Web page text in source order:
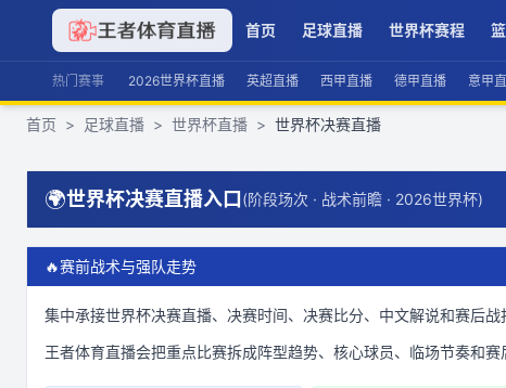
首页 足球直播 世界杯赛程
热门赛事 2026世界杯直播 英超直播 西甲直播 德甲直播 意甲
首页 > 足球直播 > 世界杯直播 > 世界杯决赛直播
🌍世界杯决赛直播入口 (阶段场次 · 战术前瞻 · 2026世界杯)
🔥赛前战术与强队走势
集中承接世界杯决赛直播、决赛时间、决赛比分、中文解说和赛后战
王者体育直播会把重点比赛拆成阵型趋势、核心球员、临场节奏和